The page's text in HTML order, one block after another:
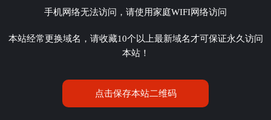
手机网络无法访问，请使用家庭WIFI网络访问
本站经常更换域名，请收藏10个以上最新域名才可保证永久访问
本站！
点击保存本站二维码